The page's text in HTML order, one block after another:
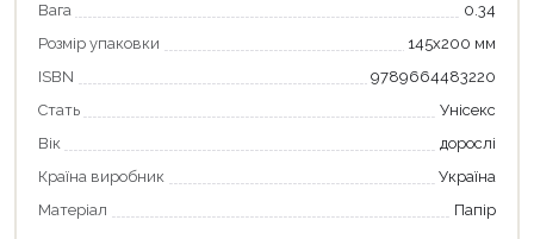
Вага
0.34
Розмір упаковки
145x200 мм
ISBN
9789664483220
Стать
Унісекс
Вік
дорослі
Країна виробник
Україна
Матеріал
Папір